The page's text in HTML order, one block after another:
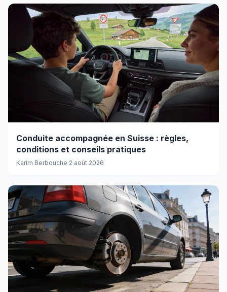
Conduite accompagnée en Suisse : règles,
conditions et conseils pratiques
Karim Berbouche·2 août 2026